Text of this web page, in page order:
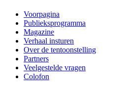
Voorpagina
Publieksprogramma
Magazine
Verhaal insturen
Over de tentoonstelling
Partners
Veelgestelde vragen
Colofon